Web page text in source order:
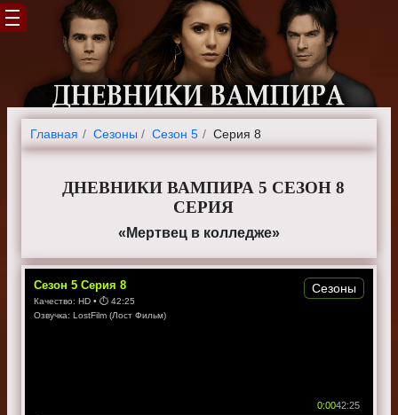
Главная Cезоны Сезон 5 Серия 8
ДНЕВНИКИ ВАМПИРА 5 СЕЗОН 8
СЕРИЯ
«Мертвец в колледже»
Сезон 5 Серия 8
Качество: HD • ⏱ 42:25
Озвучка: LostFilm (Лост Фильм)
0:0042:25
Сезоны